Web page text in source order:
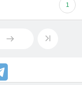
1